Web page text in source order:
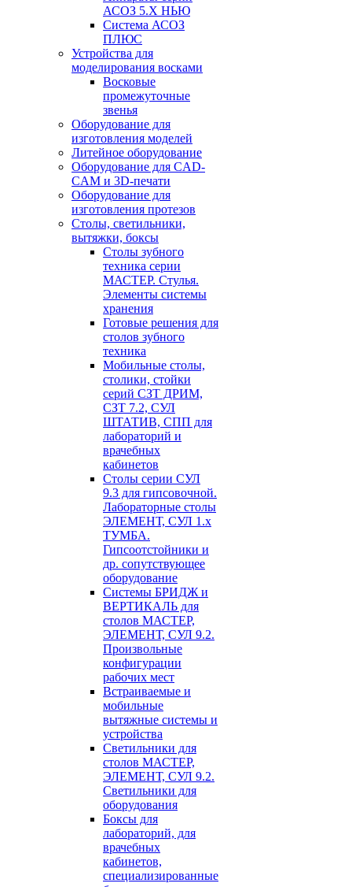
АСОЗ 5.Х НЬЮ
Система АСОЗ
ПЛЮС
Устройства для
моделирования восками
Восковые
промежуточные
звенья
Оборудование для
изготовления моделей
Литейное оборудование
Оборудование для CAD-
CAM и 3D-печати
Оборудование для
изготовления протезов
Cтолы, светильники,
вытяжки, боксы
Столы зубного
техника серии
МАСТЕР. Стулья.
Элементы системы
хранения
Готовые решения для
столов зубного
техника
Мобильные столы,
столики, стойки
серий СЗТ ДРИМ,
СЗТ 7.2, СУЛ
ШТАТИВ, СПП для
лабораторий и
врачебных
кабинетов
Столы серии СУЛ
9.3 для гипсовочной.
Лабораторные столы
ЭЛЕМЕНТ, СУЛ 1.х
ТУМБА.
Гипсоотстойники и
др. сопутствующее
оборудование
Системы БРИДЖ и
ВЕРТИКАЛЬ для
столов МАСТЕР,
ЭЛЕМЕНТ, СУЛ 9.2.
Произвольные
конфигурации
рабочих мест
Встраиваемые и
мобильные
вытяжные системы и
устройства
Светильники для
столов МАСТЕР,
ЭЛЕМЕНТ, СУЛ 9.2.
Светильники для
оборудования
Боксы для
лабораторий, для
врачебных
кабинетов,
специализированные